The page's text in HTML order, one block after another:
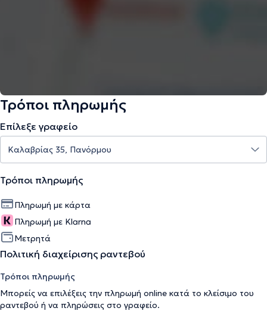
Τρόποι πληρωμής
Επίλεξε γραφείο
Τρόποι πληρωμής
Πληρωμή με κάρτα
Πληρωμή με Klarna
Μετρητά
Πολιτική διαχείρισης ραντεβού
Τρόποι πληρωμής
Μπορείς να επιλέξεις την πληρωμή online κατά το κλείσιμο του
ραντεβού ή να πληρώσεις στο γραφείο.